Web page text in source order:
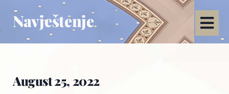
Navještenje
August 25, 2022